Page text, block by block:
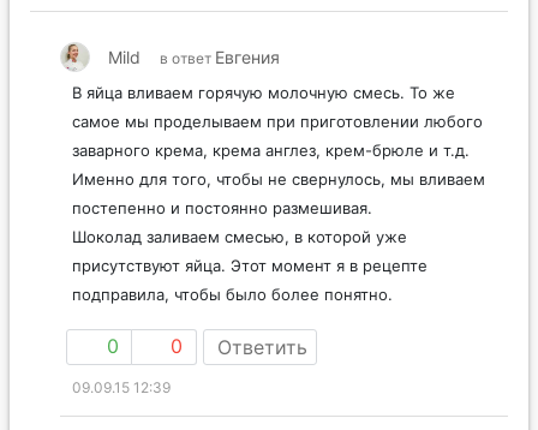
Mild в ответ Евгения
В яйца вливаем горячую молочную смесь. То же
самое мы проделываем при приготовлении любого
заварного крема, крема англез, крем-брюле и т.д.
Именно для того, чтобы не свернулось, мы вливаем
постепенно и постоянно размешивая.
Шоколад заливаем смесью, в которой уже
присутствуют яйца. Этот момент я в рецепте
подправила, чтобы было более понятно.
0 0 Ответить
09.09.15 12:39